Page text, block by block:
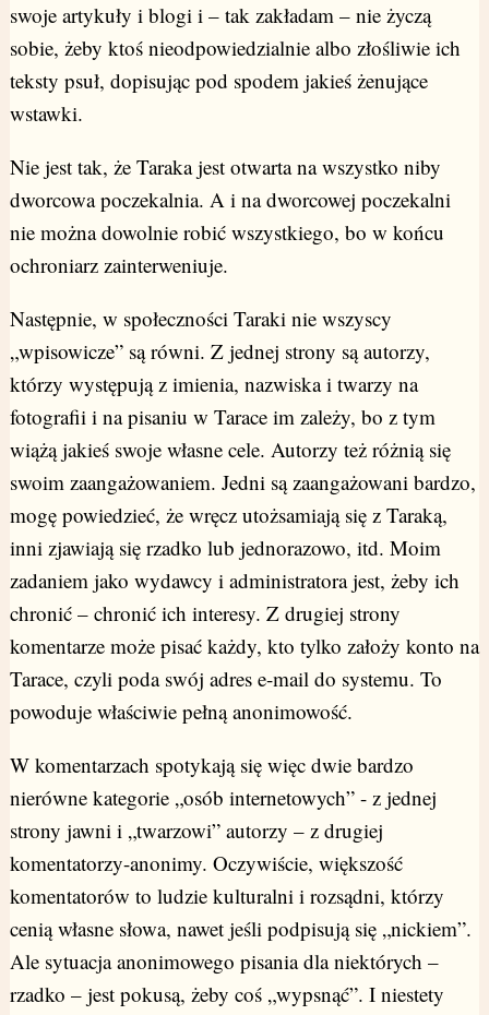
swoje artykuły i blogi i – tak zakładam – nie życzą
sobie, żeby ktoś nieodpowiedzialnie albo złośliwie ich
teksty psuł, dopisując pod spodem jakieś żenujące
wstawki.
Nie jest tak, że Taraka jest otwarta na wszystko niby
dworcowa poczekalnia. A i na dworcowej poczekalni
nie można dowolnie robić wszystkiego, bo w końcu
ochroniarz zainterweniuje.
Następnie, w społeczności Taraki nie wszyscy
„wpisowicze” są równi. Z jednej strony są autorzy,
którzy występują z imienia, nazwiska i twarzy na
fotografii i na pisaniu w Tarace im zależy, bo z tym
wiążą jakieś swoje własne cele. Autorzy też różnią się
swoim zaangażowaniem. Jedni są zaangażowani bardzo,
mogę powiedzieć, że wręcz utożsamiają się z Taraką,
inni zjawiają się rzadko lub jednorazowo, itd. Moim
zadaniem jako wydawcy i administratora jest, żeby ich
chronić – chronić ich interesy. Z drugiej strony
komentarze może pisać każdy, kto tylko założy konto na
Tarace, czyli poda swój adres e-mail do systemu. To
powoduje właściwie pełną anonimowość.
W komentarzach spotykają się więc dwie bardzo
nierówne kategorie „osób internetowych” - z jednej
strony jawni i „twarzowi” autorzy – z drugiej
komentatorzy-anonimy. Oczywiście, większość
komentatorów to ludzie kulturalni i rozsądni, którzy
cenią własne słowa, nawet jeśli podpisują się „nickiem”.
Ale sytuacja anonimowego pisania dla niektórych –
rzadko – jest pokusą, żeby coś „wypsnąć”. I niestety